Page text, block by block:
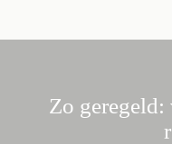
Zo geregeld: